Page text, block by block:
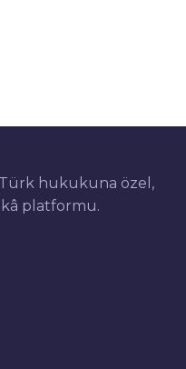
hukukuna özel,
platformu.